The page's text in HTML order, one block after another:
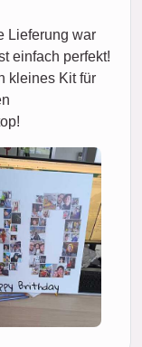
Lieferung war
einfach perfekt!
kleines Kit für